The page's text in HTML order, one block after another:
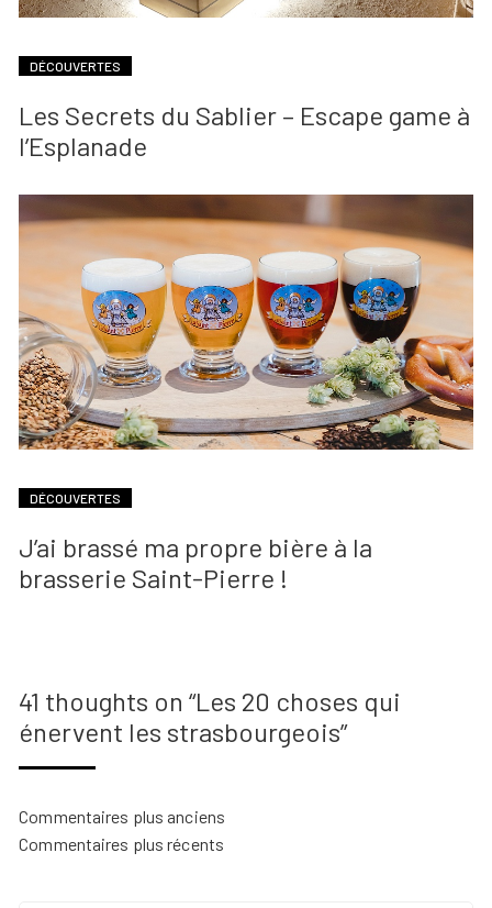
DÉCOUVERTES
Les Secrets du Sablier – Escape game à
l’Esplanade
DÉCOUVERTES
J’ai brassé ma propre bière à la
brasserie Saint-Pierre !
41 thoughts on “Les 20 choses qui
énervent les strasbourgeois”
Navigation
dans
Commentaires plus anciens
Commentaires plus récents